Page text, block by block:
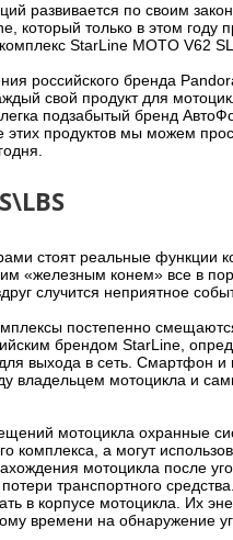
развивается по своим
который только в этом году
StarLine MOTO V62
российского бренда
свой продукт для
подзабытый бренд
продуктов мы можем
стоят реальные функции
«железным конем» все в
случится неприятное
постепенно
брендом StarLine,
для выхода в сеть. Смартфон
владельцем мотоцикла и
мотоцикла охранные
комплекса, а могут
мотоцикла после
транспортного
в корпусе мотоцикла. Их
времени на обнаружение